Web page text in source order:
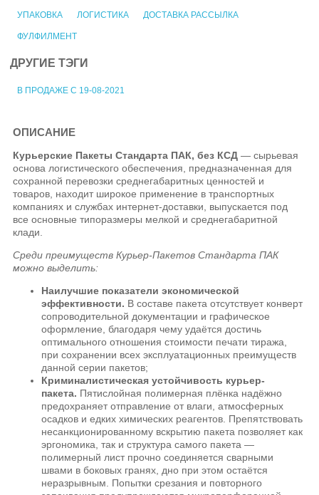
УПАКОВКА ЛОГИСТИКА ДОСТАВКА РАССЫЛКА
ФУЛФИЛМЕНТ
ДРУГИЕ ТЭГИ
В ПРОДАЖЕ С 19-08-2021
ОПИСАНИЕ
Курьерские Пакеты Стандарта ПАК, без КСД — сырьевая
основа логистического обеспечения, предназначенная для
сохранной перевозки среднегабаритных ценностей и
товаров, находит широкое применение в транспортных
компаниях и службах интернет-доставки, выпускается под
все основные типоразмеры мелкой и среднегабаритной
клади.
Среди преимуществ Курьер-Пакетов Стандарта ПАК
можно выделить:
Наилучшие показатели экономической
эффективности. В составе пакета отсутствует конверт
сопроводительной документации и графическое
оформление, благодаря чему удаётся достичь
оптимального отношения стоимости печати тиража,
при сохранении всех эксплуатационных преимуществ
данной серии пакетов;
Криминалистическая устойчивость курьер-
пакета. Пятислойная полимерная плёнка надёжно
предохраняет отправление от влаги, атмосферных
осадков и едких химических реагентов. Препятствовать
несанкционированному вскрытию пакета позволяет как
эргономика, так и структура самого пакета —
полимерный лист прочно соединяется сварными
швами в боковых гранях, дно при этом остаётся
неразрывным. Попытки срезания и повторного